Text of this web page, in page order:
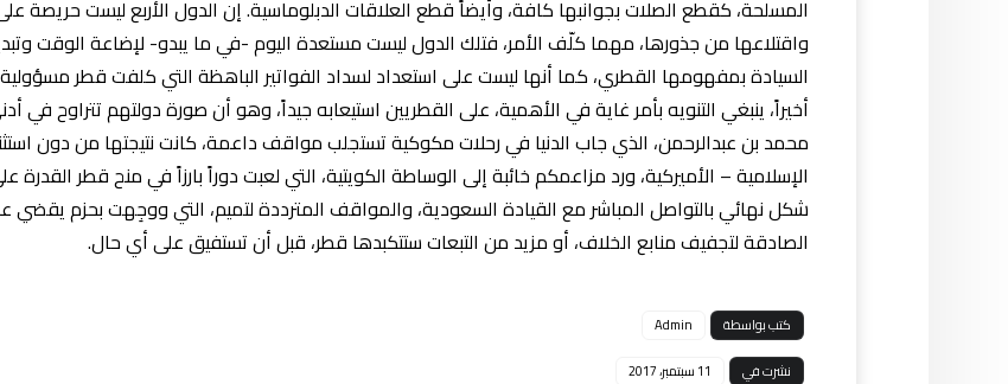
المسلحة، كقطع الصلات بجوانبها كافة، وأيضاً قطع العلاقات الدبلوماسية. إن الدول الأربع ليست حريصة
واقتلاعها من جذورها، مهما كلّف الأمر، فتلك الدول ليست مستعدة اليوم -في ما يبدو- لإضاعة الوقت
السيادة بمفهومها القطري، كما أنها ليست على استعداد لسداد الفواتير الباهظة التي كلفت قطر مسؤولية
أخيراً، ينبغي التنويه بأمر غاية في الأهمية، على القطريين استيعابه جيداً، وهو أن صورة دولتهم تتراوح في
محمد بن عبدالرحمن، الذي جاب الدنيا في رحلات مكوكية تستجلب مواقف داعمة، كانت نتيجتها من دون
الإسلامية – الأميركية، ورد مزاعمكم خائبة إلى الوساطة الكويتية، التي لعبت دوراً بارزاً في منح قطر
شكل نهائي بالتواصل المباشر مع القيادة السعودية، والمواقف المترددة لتميم، التي ووجِهت بحزم يقضي
الصادقة لتجفيف منابع الخلاف، أو مزيد من التبعات ستتكبدها قطر، قبل أن تستفيق على أي حال.
كتب بواسطة
Admin
نشرت في
11 سبتمبر، 2017